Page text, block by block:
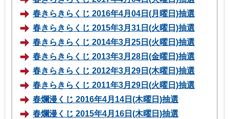
春きらきらくじ 2016年4月04日(月曜日)抽選
春きらきらくじ 2015年3月31日(火曜日)抽選
春きらきらくじ 2014年3月25日(火曜日)抽選
春きらきらくじ 2013年3月28日(金曜日)抽選
春きらきらくじ 2012年3月29日(木曜日)抽選
春きらきらくじ 2011年3月29日(火曜日)抽選
春爛漫くじ 2016年4月14日(木曜日)抽選
春爛漫くじ 2015年4月16日(木曜日)抽選